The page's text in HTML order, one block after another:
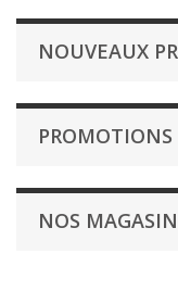
NOUVEAUX
PROMOTIONS
NOS